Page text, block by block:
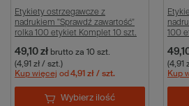
Etykiety ostrzegawcze z
nadrukiem "Sprawdź zawartość"
rolka 100 etykiet Komplet 10 szt.
49,10 zł brutto za 10 szt.
(4,91 zł / szt.)
Kup więcej od 4,91 zł / szt.
Wybierz ilość
100
(4,91
Kup